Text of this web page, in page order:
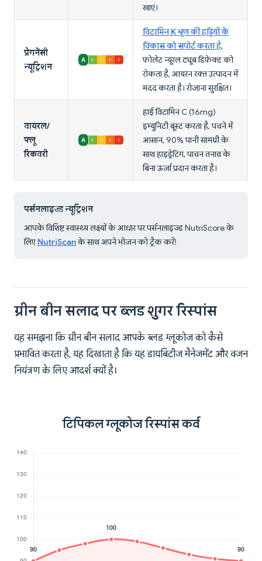
खाएं।
प्रेगनेंसी
न्यूट्रिशन
विटामिन K भ्रूण की हड्डियों के
विकास को सपोर्ट करता है,
फोलेट न्यूरल ट्यूब डिफेक्ट को
रोकता है, आयरन रक्त उत्पादन में
मदद करता है। रोजाना सुरक्षित।
वायरल/
फ्लू
रिकवरी
हाई विटामिन C (16mg)
इम्युनिटी बूस्ट करता है, पचने में
आसान, 90% पानी सामग्री के
साथ हाइड्रेटिंग, पाचन तनाव के
बिना ऊर्जा प्रदान करता है।
पर्सनलाइज्ड न्यूट्रिशन
आपके विशिष्ट स्वास्थ्य लक्ष्यों के आधार पर पर्सनलाइज्ड NutriScore के
लिए NutriScanके साथ अपने भोजन को ट्रैक करें!
ग्रीन बीन सलाद पर ब्लड शुगर रिस्पांस
यह समझना कि ग्रीन बीन सलाद आपके ब्लड ग्लूकोज को कैसे
प्रभावित करता है, यह दिखाता है कि यह डायबिटीज मैनेजमेंट और वजन
नियंत्रण के लिए आदर्श क्यों है।
टिपिकल ग्लूकोज रिस्पांस कर्व